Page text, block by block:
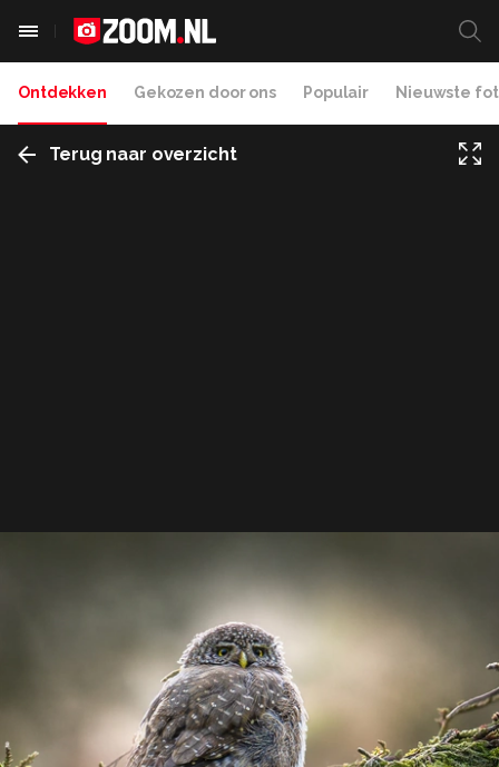
Ontdekken Gekozen door ons Populair Nieuwste
Terug naar overzicht